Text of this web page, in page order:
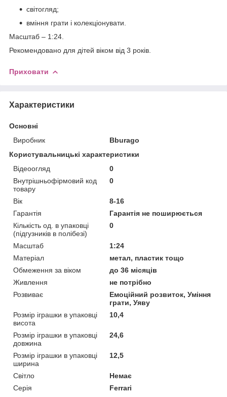
світогляд;
вміння грати і колекціонувати.
Масштаб – 1:24.
Рекомендовано для дітей віком від 3 років.
Приховати
Характеристики
Основні
Виробник
Bburago
Користувальницькі характеристики
Відеоогляд
0
Внутрішньофірмовий код
товару
0
Вік
8-16
Гарантія
Гарантія не поширюється
Кількість од. в упаковці
(підгузників в полібезі)
0
Масштаб
1:24
Матеріал
метал, пластик тощо
Обмеження за віком
до 36 місяців
Живлення
не потрібно
Розвиває
Емоційний розвиток, Уміння
грати, Уяву
Розмір іграшки в упаковці
висота
10,4
Розмір іграшки в упаковці
довжина
24,6
Розмір іграшки в упаковці
ширина
12,5
Світло
Немає
Серія
Ferrari